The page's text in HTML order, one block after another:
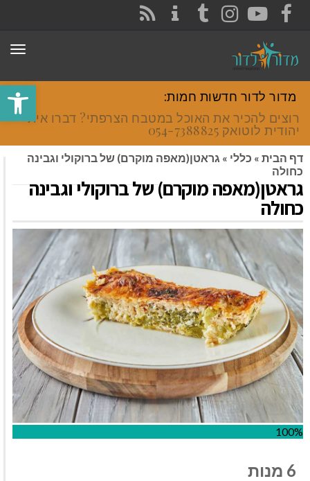
פתח
FACEBOOK
YOUTUBE
INSTAGRAM
TUMBLR
מדור לדור חדשות חמות:
רוצים להכיר את האוכל במטבח הצרפתי? דברו איתי
יהודית לוטואק 054-7388825.
דף הבית » כללי » גראטן(מאפה מוקרם) של ברוקולי וגבינה
כחולה
גראטן(מאפה מוקרם) של ברוקולי וגבינה
כחולה
100%
6 מנות